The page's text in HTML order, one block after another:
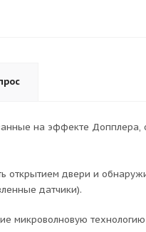
на эффекте
открытием двери и
датчики).
микроволновую